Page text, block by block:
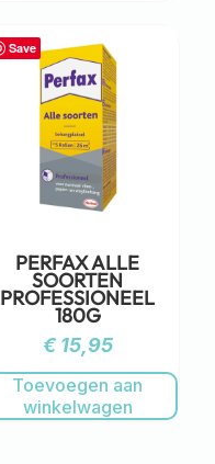
Save
PERFAX ALLE
SOORTEN
PROFESSIONEEL
180G
€15,95
Toevoegen aan
winkelwagen